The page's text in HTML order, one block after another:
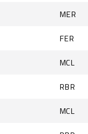
MER
FER
MCL
RBR
MCL